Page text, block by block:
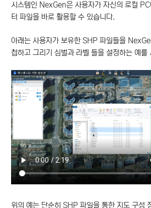
시스템인 NexGen은 사용자가 자신의 로컬 PC
터 파일을 바로 활용할 수 있습니다.
아래는 사용자가 보유한 SHP 파일들을
첩하고 그리기 심벌과 라벨 들을 설정하는 예를
위의 예는 단순히 SHP 파일을 통한 지도 구성